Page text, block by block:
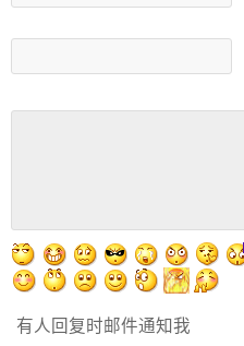
有人回复时邮件通知我